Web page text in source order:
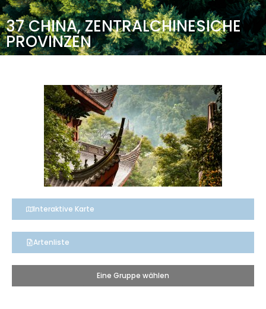
37 CHINA, ZENTRALCHINESICHE
PROVINZEN
Interaktive Karte
Artenliste
Eine Gruppe wählen